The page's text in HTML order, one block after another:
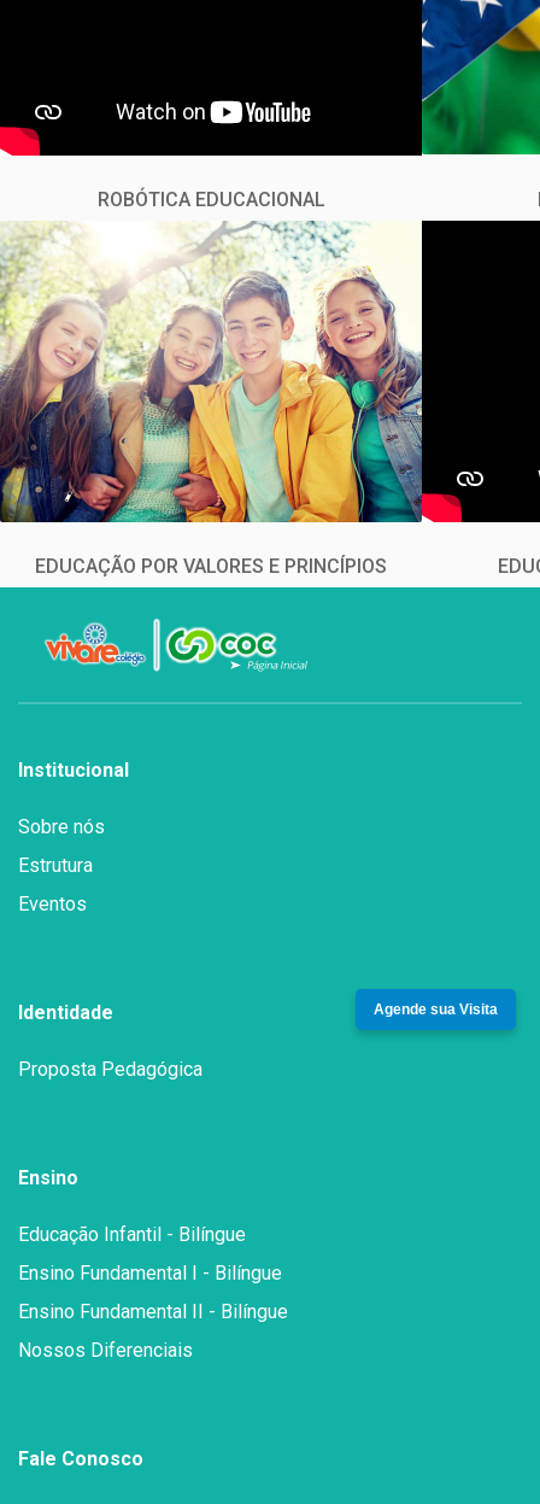
Agende sua Visita
ROBÓTICA EDUCACIONAL
EDUCAÇÃO POR VALORES E PRINCÍPIOS
Institucional
Sobre nós
Estrutura
Eventos
Identidade
Proposta Pedagógica
Ensino
Educação Infantil - Bilíngue
Ensino Fundamental I - Bilíngue
Ensino Fundamental II - Bilíngue
Nossos Diferenciais
Fale Conosco